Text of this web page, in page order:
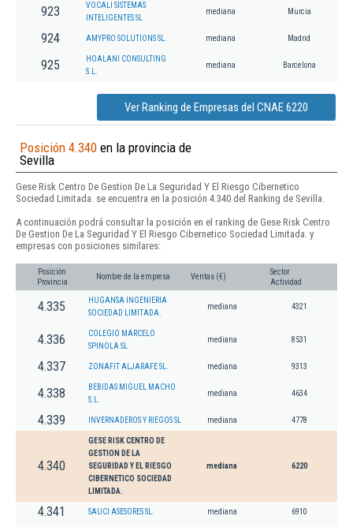
923
VOCALI SISTEMAS
INTELIGENTES SL
mediana Murcia
924 AMYPRO SOLUTIONS SL. mediana Madrid
925
HOALANI CONSULTING
S.L.
mediana Barcelona
Ver Ranking de Empresas del CNAE 6220
Posición 4.340 en la provincia de
Sevilla
Gese Risk Centro De Gestion De La Seguridad Y El Riesgo Cibernetico
Sociedad Limitada. se encuentra en la posición 4.340 del Ranking de Sevilla.
A continuación podrá consultar la posición en el ranking de Gese Risk Centro
De Gestion De La Seguridad Y El Riesgo Cibernetico Sociedad Limitada. y
empresas con posiciones similares:
Posición
Provincia
Nombre de la empresa Ventas (€)
Sector
Actividad
4.335
HUGANSA INGENIERIA
SOCIEDAD LIMITADA.
mediana 4321
4.336
COLEGIO MARCELO
SPINOLA SL
mediana 8531
4.337 ZONAFIT ALJARAFE SL. mediana 9313
4.338
BEBIDAS MIGUEL MACHO
S.L.
mediana 4634
4.339 INVERNADEROS Y RIEGOS SL mediana 4778
4.340
GESE RISK CENTRO DE
GESTION DE LA
SEGURIDAD Y EL RIESGO
CIBERNETICO SOCIEDAD
LIMITADA.
mediana 6220
4.341 SAUCI ASESORES SL. mediana 6910